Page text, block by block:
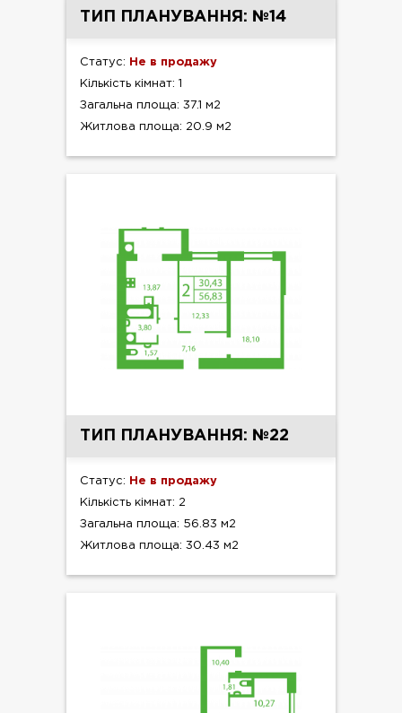
ТИП ПЛАНУВАННЯ: №14
Статус: Не в продажу
Кількість кімнат: 1
Загальна площа: 37.1 м2
Житлова площа: 20.9 м2
ТИП ПЛАНУВАННЯ: №22
Статус: Не в продажу
Кількість кімнат: 2
Загальна площа: 56.83 м2
Житлова площа: 30.43 м2